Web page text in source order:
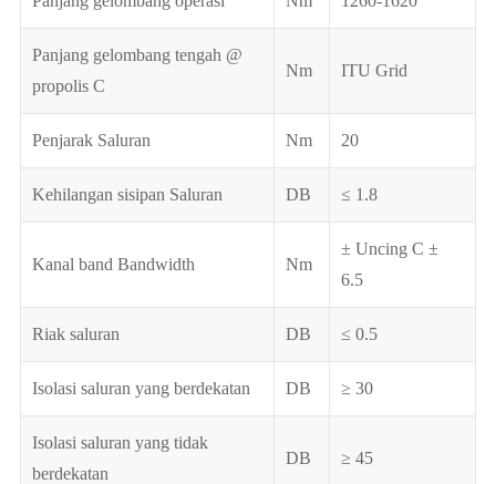
Panjang gelombang tengah @
propolis C
Nm ITU Grid
Penjarak Saluran Nm 20
Kehilangan sisipan Saluran DB ≤ 1.8
Kanal band Bandwidth Nm
± Uncing C ±
6.5
Riak saluran DB ≤ 0.5
Isolasi saluran yang berdekatan DB ≥ 30
Isolasi saluran yang tidak
berdekatan
DB ≥ 45